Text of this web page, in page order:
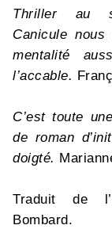
Thriller au
Canicule
mentalité
l’accable.
C’est toute
de roman
doigté.
Traduit de
Bombard.